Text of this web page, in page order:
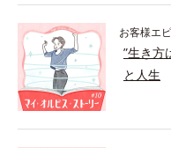
お客様エ
”生き方
と人生